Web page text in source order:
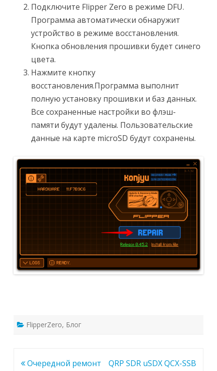
Подключите Flipper Zero в режиме DFU.
Программа автоматически обнаружит
устройство в режиме восстановления.
Кнопка обновления прошивки будет синего
цвета.
Нажмите кнопку
восстановления.Программа выполнит
полную установку прошивки и баз данных.
Все сохраненные настройки во флэш-
памяти будут удалены. Пользовательские
данные на карте microSD будут сохранены.
FlipperZero, Блог
Навигация
Очередной ремонт
QRP SDR uSDX QCX-SSB